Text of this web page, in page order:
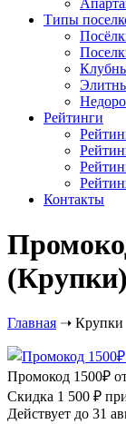
Типы
Рейтинги
Контакты
(Крупки)
Главная ➝ Крупки
Промокод 1500₽
Скидка 1 500 ₽
Действует до 31